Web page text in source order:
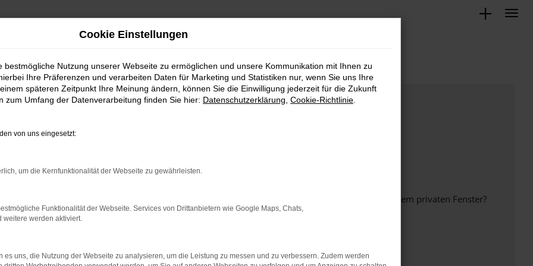
bestimmter Seiten verhindern. Funktioniert die Seite in einem anderen Browser oder in einem privaten Fenster?
beheben.
auf dem neuesten Stand sind.
kann auch dazu führen, dass bestimmte Funktionen nicht mehr unterstützt werden.
Cookie Einstellungen
bestmögliche Nutzung unserer Webseite zu ermöglichen und unsere Kommunikation mit Ihnen zu
Ihre Präferenzen und verarbeiten Daten für Marketing und Statistiken nur, wenn Sie uns Ihre
späteren Zeitpunkt Ihre Meinung ändern, können Sie die Einwilligung jederzeit für die Zukunft
zum Umfang der Datenverarbeitung finden Sie hier: Datenschutzerklärung Cookie-Richtlinie
von uns eingesetzt:
um die Kernfunktionalität der Webseite zu gewährleisten.
Funktionalität der Webseite. Services von Drittanbietern wie Google Maps, Chats,
weitere werden aktiviert.
es uns, die Nutzung der Webseite zu analysieren, um die Leistung zu messen und zu verbessern. Zudem werden